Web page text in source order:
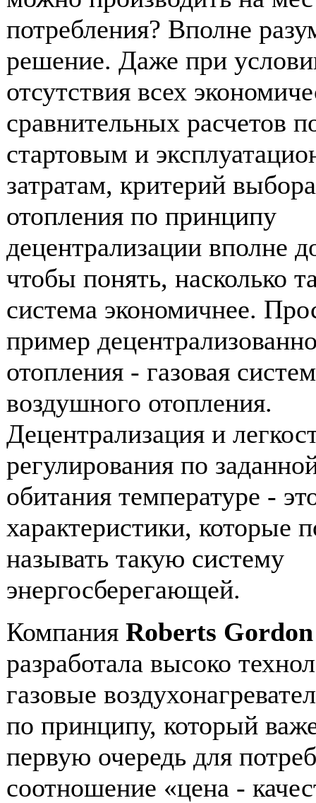
потребления? Вполне
решение. Даже при
отсутствия всех
сравнительных расчетов
стартовым и
затратам, критерий
отопления по принципу
децентрализации вполне
чтобы понять, насколько
система экономичнее.
пример
отопления - газовая
воздушного отопления.
Децентрализация и
регулирования по
обитания температуре -
характеристики, которые
называть такую систему
энергосберегающей.
Компания Roberts Gordon
разработала высоко
газовые
по принципу, который
первую очередь для
соотношение «цена -